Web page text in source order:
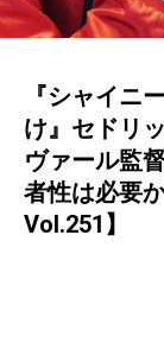
『シャイニ
け』セドリ
ヴァール監
者性は必要
Vol.251】